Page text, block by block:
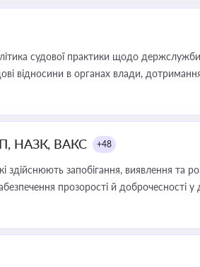
судової практики щодо
відносини в органах влади,
НАЗК, ВАКС +48
запобігання, виявлення та
прозорості й доброчесності у